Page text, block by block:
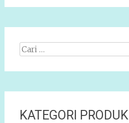
Cari
apa:
KATEGORI PRODUK